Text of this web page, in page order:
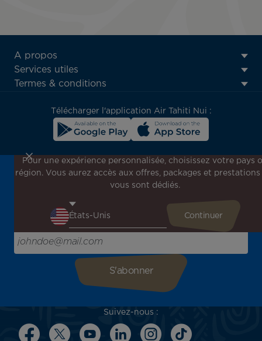
ATN:
Footer
menu
A propos
Services utiles
Termes & conditions
Télécharger l'application Air Tahiti Nui :
Inscrivez-vous à notre newsletter !
Recevez en avant-première toutes nos offres spéciales et
l'inspiration pour votre prochain voyage !
Saisissez votre adresse e-mail ici
Suivez-nous :
Pour une expérience personnalisée, choisissez votre pays
région. Vous aurez accès aux offres, packages et prestations
vous sont dédiés.